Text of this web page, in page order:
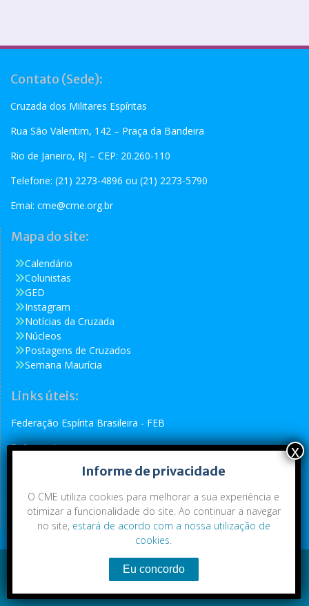
Contato (Sede):
Cruzada dos Militares Espíritas
Rua São Valentim, 142 – Praça da Bandeira
Rio de Janeiro, RJ – CEP: 20.260-110
Telefone: (21) 2273-4896 ou (21) 2273-5790
Emai: cme@cme.org.br
Mapa do site:
Calendário
Colunistas
GED
Instagram
Notícias da Cruzada
Núcleos
Postagens de Cruzados
Semana Maurícia
Links úteis:
Federação Espírita Brasileira - FEB
Reformador
Conselho Espírita Internacional - CEI
Conteúdo exclusivo da CME. Todos os direitos reservados.
Informe de privacidade
O CME utiliza cookies para melhorar a sua experiência e
otimizar a funcionalidade do site. Ao continuar a navegar
no site, estará de acordo com a nossa utilização de
cookies.